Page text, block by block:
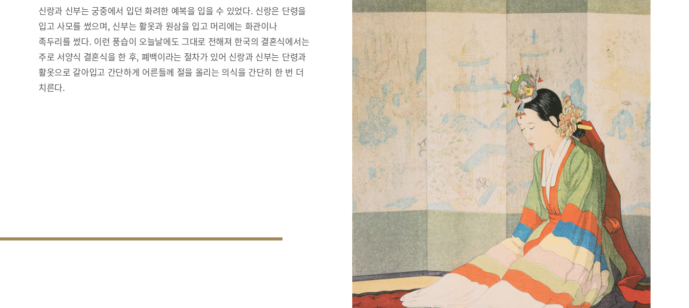
신랑과 신부는 궁중에서 입던 화려한 예복을 입을 수 있었다. 신랑은 단령을
입고 사모를 썼으며, 신부는 활옷과 원삼을 입고 머리에는 화관이나
족두리를 썼다. 이런 풍습이 오늘날에도 그대로 전해져 한국의 결혼식에서는
주로 서양식 결혼식을 한 후, 폐백이라는 절차가 있어 신랑과 신부는 단령과
활옷으로 갈아입고 간단하게 어른들께 절을 올리는 의식을 간단히 한 번 더
치른다.